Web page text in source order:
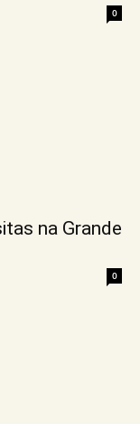
0
na Grande
0